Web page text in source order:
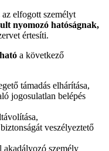
elfogott személyt
nyomozó hatóságnak,
értesíti.
a következő
támadás elhárítása,
jogosulatlan belépés
veszélyeztető
akadályozó személy